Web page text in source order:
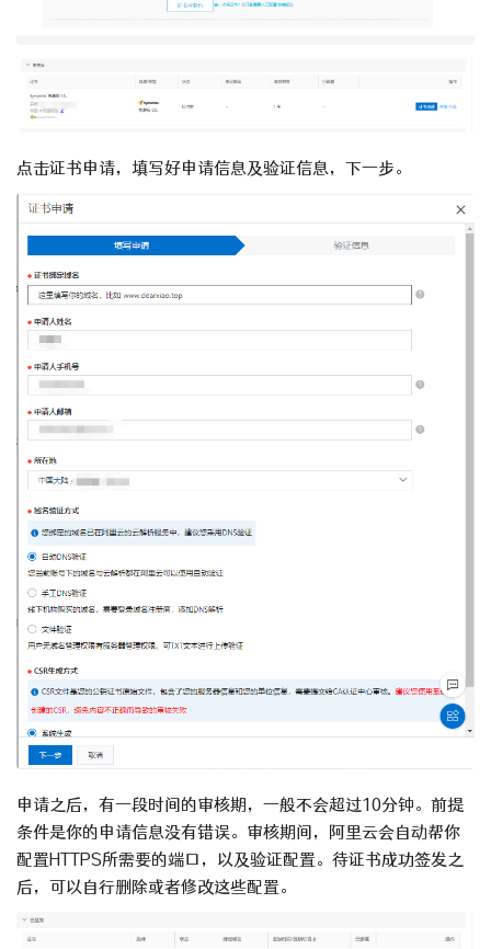
点击证书申请，填写好申请信息及验证信息，下一步。
申请之后，有一段时间的审核期，一般不会超过10分钟。前提
条件是你的申请信息没有错误。审核期间，阿里云会自动帮你
配置HTTPS所需要的端口，以及验证配置。待证书成功签发之
后，可以自行删除或者修改这些配置。